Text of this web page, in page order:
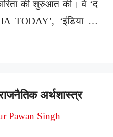
की शुरुआत की। वे ‘द
TODAY’, ‘इंडिया …
अर्थशास्त्र
Pawan Singh